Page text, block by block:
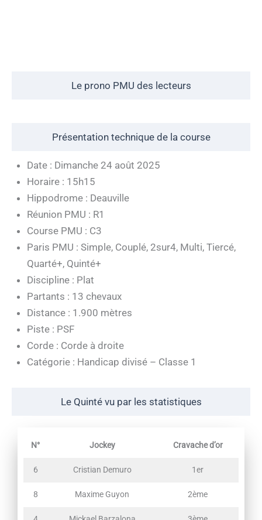
Le prono PMU des lecteurs
Présentation technique de la course
Date : Dimanche 24 août 2025
Horaire : 15h15
Hippodrome : Deauville
Réunion PMU : R1
Course PMU : C3
Paris PMU : Simple, Couplé, 2sur4, Multi, Tiercé,
Quarté+, Quinté+
Discipline : Plat
Partants : 13 chevaux
Distance : 1.900 mètres
Piste : PSF
Corde : Corde à droite
Catégorie : Handicap divisé – Classe 1
Le Quinté vu par les statistiques
N° Jockey Cravache d’or
6 Cristian Demuro 1er
8 Maxime Guyon 2ème